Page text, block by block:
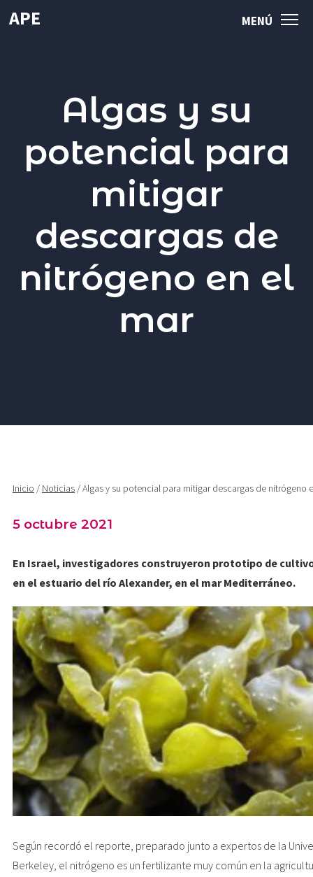
APE MENÚ
MENÚ
Mar
APE
QUIÉNES SOMOS
LÍNEAS DE INVESTIGACIÓN APE
PUBLICACIONES
NOTICIAS
AUDIOVISUAL
Algas y su
potencial para
mitigar
descargas de
nitrógeno en el
mar
Inicio / Noticias/ Algas y su potencial para mitigar descargas de nitrógeno
5 octubre 2021
En Israel, investigadores construyeron prototipo de
en el estuario del río Alexander, en el mar Mediterráneo.
Según recordó el reporte, preparado junto a expertos de la
Berkeley, el nitrógeno es un fertilizante muy común en la